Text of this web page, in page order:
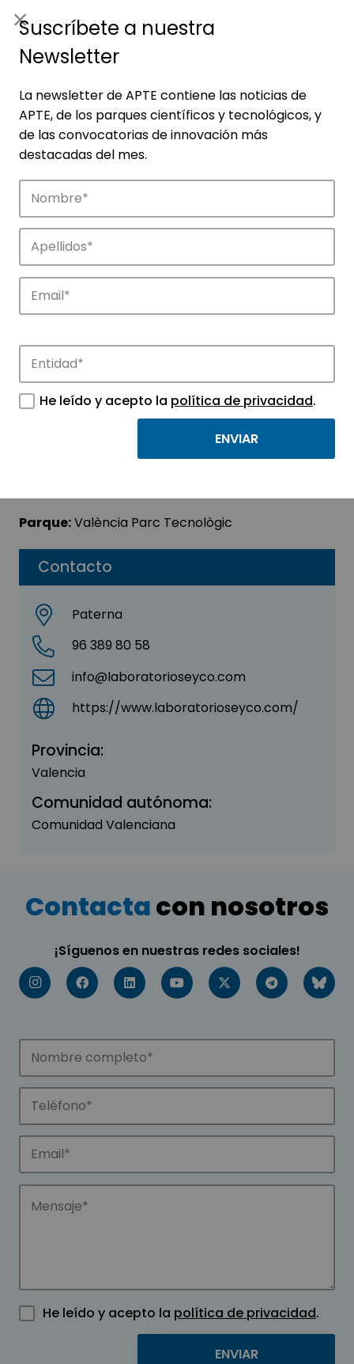
Empresas
Descubre las empresas que impulsan la
innovación en los parques de APTE.
Contacto
Paterna
96 389 80 58
info@laboratorioseyco.com
https://www.laboratorioseyco.com/
Provincia:
Valencia
Comunidad autónoma:
Comunidad Valenciana
Laboratorios Eyco,
S.L.
MEDICINA Y SALUD
Parque:València Parc Tecnològic
Contactacon nosotros
¡Síguenos en nuestras redes sociales!
He leído y acepto la política de privacidad.
Suscríbete a nuestra
Newsletter
La newsletter de APTE contiene las noticias de
APTE, de los parques científicos y tecnológicos, y
de las convocatorias de innovación más
destacadas del mes.
He leído y acepto la política de privacidad.